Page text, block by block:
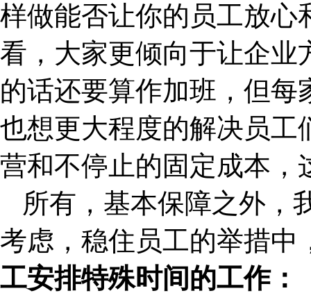
样做能否让你的员工放心
看，大家更倾向于让企业
的话还要算作加班，但
也想更大程度的解决员工
营和不停止的固定成本，
所有，基本保障之外，
考虑，稳住员工的举措中
工安排特殊时间的工作：